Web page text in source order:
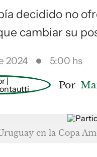
decidido no
cambiar su
2024 5:00 hs
Por
en la Copa